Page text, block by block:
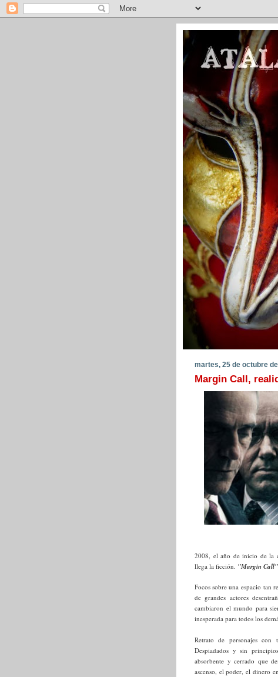
martes, 25 de octubre
Margin Call,
2008, el año de inicio de la
llega la ficción. "Margin Call"
Focos sobre una espacio tan
de grandes actores
cambiaron el mundo para
inesperada para todos los
Retrato de personajes
Despiadados y sin
absorbente y cerrado que
ascenso, el poder, el dinero